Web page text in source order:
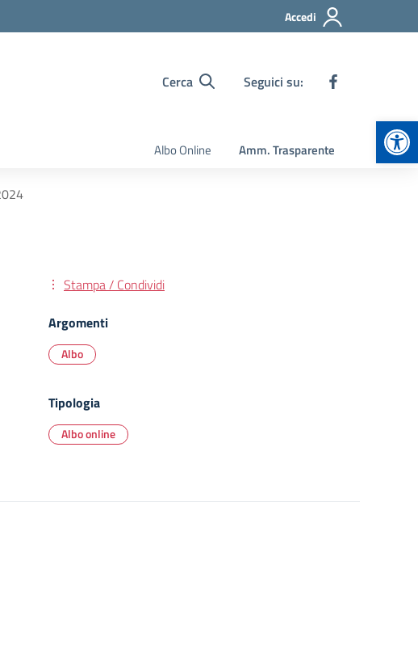
Accedi
Cerca Seguici su:
Albo Online Amm. Trasparente
Stampa / Condividi
Argomenti
Albo
Tipologia
Albo online